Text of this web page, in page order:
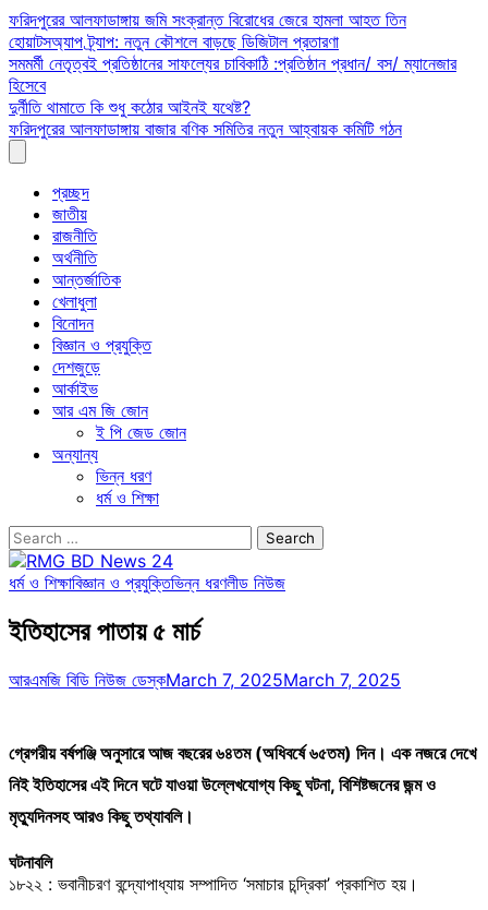
Skip
to
content
ফরিদপুরের আলফাডাঙ্গায় জমি সংক্রান্ত বিরোধের জেরে হামলা আহত তিন
হোয়াটসঅ্যাপ ট্র্যাপ: নতুন কৌশলে বাড়ছে ডিজিটাল প্রতারণা
সমমর্মী নেতৃত্বই প্রতিষ্ঠানের সাফল্যের চাবিকাঠি :প্রতিষ্ঠান প্রধান/ বস/ ম্যানেজার
হিসেবে
দুর্নীতি থামাতে কি শুধু কঠোর আইনই যথেষ্ট?
ফরিদপুরের আলফাডাঙ্গায় বাজার বণিক সমিতির নতুন আহ্বায়ক কমিটি গঠন
প্রচ্ছদ
জাতীয়
রাজনীতি
অর্থনীতি
আন্তর্জাতিক
খেলাধুলা
বিনোদন
বিজ্ঞান ও প্রযুক্তি
দেশজুড়ে
আর্কাইভ
আর এম জি জোন
ই পি জেড জোন
অন্যান্য
ভিন্ন ধরণ
ধর্ম ও শিক্ষা
Search
for:
ধর্ম ও শিক্ষাবিজ্ঞান ও প্রযুক্তিভিন্ন ধরণলীড নিউজ
ইতিহাসের পাতায় ৫ মার্চ
আরএমজি বিডি নিউজ ডেস্কMarch 7, 2025March 7, 2025
গ্রেগরীয় বর্ষপঞ্জি অনুসারে আজ বছরের ৬৪তম (অধিবর্ষে ৬৫তম) দিন। এক নজরে দেখে
নিই ইতিহাসের এই দিনে ঘটে যাওয়া উল্লেখযোগ্য কিছু ঘটনা, বিশিষ্টজনের জন্ম ও
মৃত্যুদিনসহ আরও কিছু তথ্যাবলি।
ঘটনাবলি
১৮২২ : ভবানীচরণ বন্দ্যোপাধ্যায় সম্পাদিত ‘সমাচার চন্দ্রিকা’ প্রকাশিত হয়।